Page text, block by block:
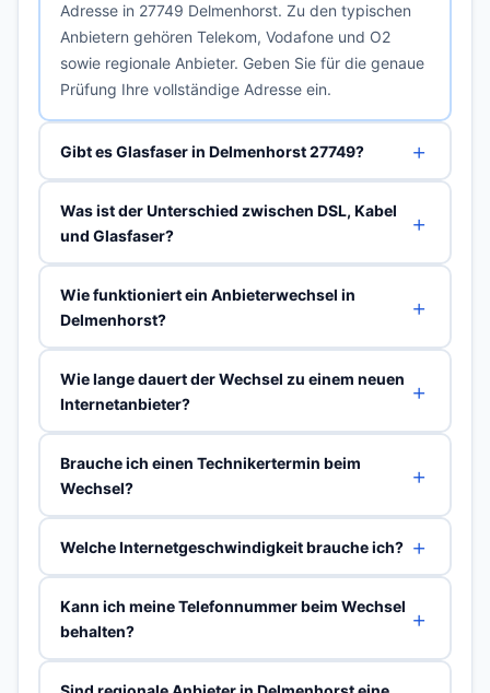
Adresse in 27749 Delmenhorst. Zu den typischen
Anbietern gehören Telekom, Vodafone und O2
sowie regionale Anbieter. Geben Sie für die genaue
Prüfung Ihre vollständige Adresse ein.
Gibt es Glasfaser in Delmenhorst 27749?
Was ist der Unterschied zwischen DSL, Kabel
und Glasfaser?
Wie funktioniert ein Anbieterwechsel in
Delmenhorst?
Wie lange dauert der Wechsel zu einem neuen
Internetanbieter?
Brauche ich einen Technikertermin beim
Wechsel?
Welche Internetgeschwindigkeit brauche ich?
Kann ich meine Telefonnummer beim Wechsel
behalten?